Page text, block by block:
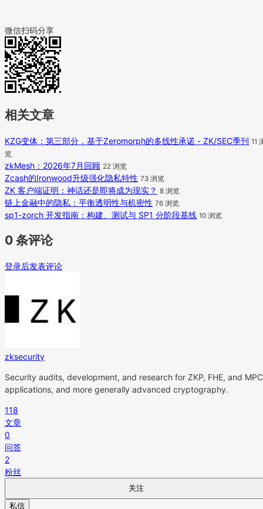
微信扫码分享
相关文章
KZG变体：第三部分，基于Zeromorph的多线性承诺 - ZK/SEC季刊 11
览
zkMesh：2026年7月回顾 22 浏览
Zcash的Ironwood升级强化隐私特性 73 浏览
ZK 客户端证明：神话还是即将成为现实？ 8 浏览
链上金融中的隐私：平衡透明性与机密性 76 浏览
sp1-zorch 开发指南：构建、测试与 SP1 分阶段基线 10 浏览
0 条评论
登录后发表评论
zksecurity
Security audits, development, and research for ZKP, FHE, and MPC
applications, and more generally advanced cryptography.
118
文章
0
问答
2
粉丝
关注
私信